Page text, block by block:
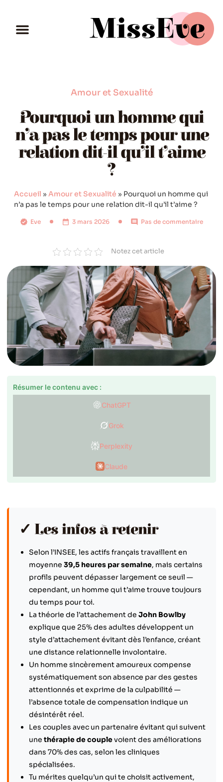
Amour et Sexualité
Pourquoi un homme qui
n’a pas le temps pour une
relation dit-il qu’il t’aime
?
Accueil » Amour et Sexualité » Pourquoi un homme qui
n’a pas le temps pour une relation dit-il qu’il t’aime ?
Eve 3 mars 2026 Pas de commentaire
Notez cet article
Résumer le contenu avec :
ChatGPT
Grok
Perplexity
Claude
✓ Les infos à retenir
Selon l’INSEE, les actifs français travaillent en
moyenne 39,5 heures par semaine, mais certains
profils peuvent dépasser largement ce seuil —
cependant, un homme qui t’aime trouve toujours
du temps pour toi.
La théorie de l’attachement de John Bowlby
explique que 25% des adultes développent un
style d’attachement évitant dès l’enfance, créant
une distance relationnelle involontaire.
Un homme sincèrement amoureux compense
systématiquement son absence par des gestes
attentionnés et exprime de la culpabilité —
l’absence totale de compensation indique un
désintérêt réel.
Les couples avec un partenaire évitant qui suivent
une thérapie de couplevoient des améliorations
dans 70% des cas, selon les cliniques
spécialisées.
Tu mérites quelqu’un qui te choisit activement,